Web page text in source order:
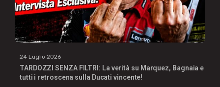
24 Luglio 2026
TARDOZZI SENZA FILTRI: La verità su Marquez, Bagnaia e
tutti i retroscena sulla Ducati vincente!